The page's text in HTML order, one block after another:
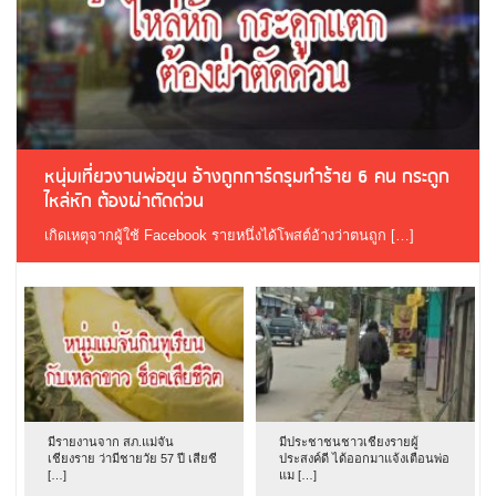
หนุ่มเที่ยวงานพ่อขุน อ้างถูกการ์ดรุมทำร้าย 6 คน กระดูก
ไหล่หัก ต้องผ่าตัดด่วน
เกิดเหตุจากผู้ใช้ Facebook รายหนึ่งได้โพสต์อ้างว่าตนถูก […]
มีรายงานจาก สภ.แม่จัน
เชียงราย ว่ามีชายวัย 57 ปี เสียชี
[…]
มีประชาชนชาวเชียงรายผู้
ประสงค์ดี ได้ออกมาแจ้งเตือนพ่อ
แม […]